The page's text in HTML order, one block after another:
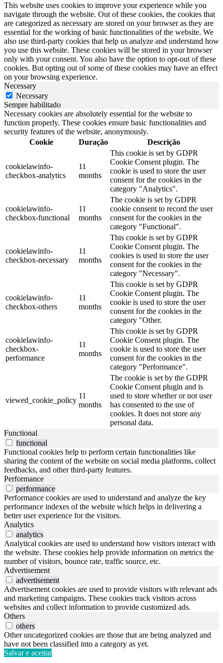
This website uses cookies to improve your experience while you
navigate through the website. Out of these cookies, the cookies that
are categorized as necessary are stored on your browser as they are
essential for the working of basic functionalities of the website. We
also use third-party cookies that help us analyze and understand how
you use this website. These cookies will be stored in your browser
only with your consent. You also have the option to opt-out of these
cookies. But opting out of some of these cookies may have an effect
on your browsing experience.
Necessary
Necessary
Sempre habilitado
Necessary cookies are absolutely essential for the website to
function properly. These cookies ensure basic functionalities and
security features of the website, anonymously.
Cookie
Duração Descrição
cookielawinfo-
checkbox-analytics
11
months
This cookie is set by GDPR
Cookie Consent plugin. The
cookie is used to store the user
consent for the cookies in the
category "Analytics".
cookielawinfo-
checkbox-functional
11
months
The cookie is set by GDPR
cookie consent to record the user
consent for the cookies in the
category "Functional".
cookielawinfo-
checkbox-necessary
11
months
This cookie is set by GDPR
Cookie Consent plugin. The
cookies is used to store the user
consent for the cookies in the
category "Necessary".
cookielawinfo-
checkbox-others
11
months
This cookie is set by GDPR
Cookie Consent plugin. The
cookie is used to store the user
consent for the cookies in the
category "Other.
cookielawinfo-
checkbox-
performance
11
months
This cookie is set by GDPR
Cookie Consent plugin. The
cookie is used to store the user
consent for the cookies in the
category "Performance".
viewed_cookie_policy
11
months
The cookie is set by the GDPR
Cookie Consent plugin and is
used to store whether or not user
has consented to the use of
cookies. It does not store any
personal data.
Functional
functional
Functional cookies help to perform certain functionalities like
sharing the content of the website on social media platforms, collect
feedbacks, and other third-party features.
Performance
performance
Performance cookies are used to understand and analyze the key
performance indexes of the website which helps in delivering a
better user experience for the visitors.
Analytics
analytics
Analytical cookies are used to understand how visitors interact with
the website. These cookies help provide information on metrics the
number of visitors, bounce rate, traffic source, etc.
Advertisement
advertisement
Advertisement cookies are used to provide visitors with relevant ads
and marketing campaigns. These cookies track visitors across
websites and collect information to provide customized ads.
Others
others
Other uncategorized cookies are those that are being analyzed and
have not been classified into a category as yet.
Salvar e aceitar